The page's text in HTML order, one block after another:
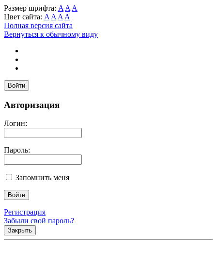
Размер шрифта: A A A
Цвет сайта: A A A A
Полная версия сайта
Вернуться к обычному виду
Войти
Авторизация
Логин:
Пароль:
Запомнить меня
Регистрация
Забыли свой пароль?
Закрыть